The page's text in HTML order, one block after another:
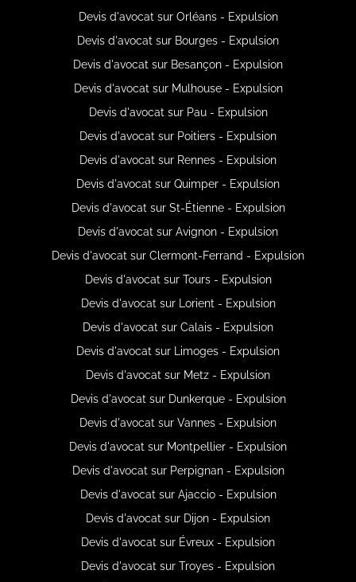
Devis d'avocat sur Orléans - Expulsion
Devis d'avocat sur Bourges - Expulsion
Devis d'avocat sur Besançon - Expulsion
Devis d'avocat sur Mulhouse - Expulsion
Devis d'avocat sur Pau - Expulsion
Devis d'avocat sur Poitiers - Expulsion
Devis d'avocat sur Rennes - Expulsion
Devis d'avocat sur Quimper - Expulsion
Devis d'avocat sur St-Étienne - Expulsion
Devis d'avocat sur Avignon - Expulsion
Devis d'avocat sur Clermont-Ferrand - Expulsion
Devis d'avocat sur Tours - Expulsion
Devis d'avocat sur Lorient - Expulsion
Devis d'avocat sur Calais - Expulsion
Devis d'avocat sur Limoges - Expulsion
Devis d'avocat sur Metz - Expulsion
Devis d'avocat sur Dunkerque - Expulsion
Devis d'avocat sur Vannes - Expulsion
Devis d'avocat sur Montpellier - Expulsion
Devis d'avocat sur Perpignan - Expulsion
Devis d'avocat sur Ajaccio - Expulsion
Devis d'avocat sur Dijon - Expulsion
Devis d'avocat sur Évreux - Expulsion
Devis d'avocat sur Troyes - Expulsion